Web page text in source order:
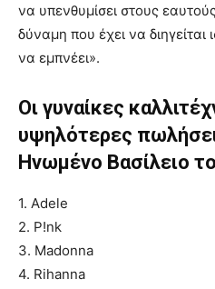
να υπενθυμίσει στους
δύναμη που έχει να διηγείται
να εμπνέει».
Οι γυναίκες
υψηλότερες
Ηνωμένο Βασίλειο
1. Adele
2. P!nk
3. Madonna
4. Rihanna